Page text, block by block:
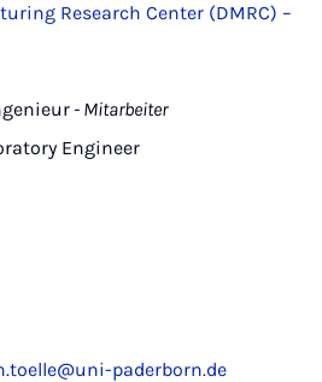
Research Center (DMRC) –
- Mitarbeiter
Engineer
paderborn.de